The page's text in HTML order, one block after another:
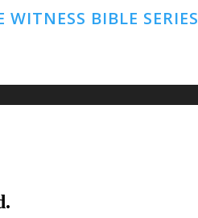
WITNESS BIBLE SERIES